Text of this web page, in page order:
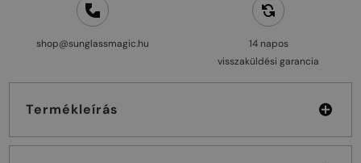
shop@sunglassmagic.hu
14 napos
visszaküldési garancia
Termékleírás